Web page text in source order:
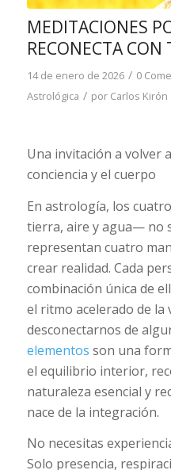
MEDITACIONES
RECONECTA CON
14 de enero de 2026 / 0
Astrológica / por Carlos Kirón
Una invitación a volver
conciencia y el cuerpo
En astrología, los
tierra, aire y agua— no
representan cuatro
crear realidad. Cada
combinación única de
el ritmo acelerado de la
desconectarnos de
elementos son una
el equilibrio interior,
naturaleza esencial y
nace de la integración.
No necesitas
Solo presencia,